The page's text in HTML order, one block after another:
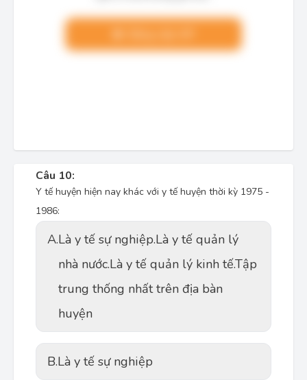
Câu 10:
Y tế huyện hiện nay khác với y tế huyện thời kỳ 1975 -
1986:
A.Là y tế sự nghiệp.Là y tế quản lý
nhà nước.Là y tế quản lý kinh tế.Tập
trung thống nhất trên địa bàn
huyện
B.Là y tế sự nghiệp